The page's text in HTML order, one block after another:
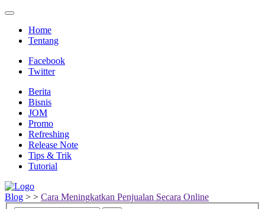
Home
Tentang
Facebook
Twitter
Berita
Bisnis
JOM
Promo
Refreshing
Release Note
Tips & Trik
Tutorial
Blog > > Cara Meningkatkan Penjualan Secara Online